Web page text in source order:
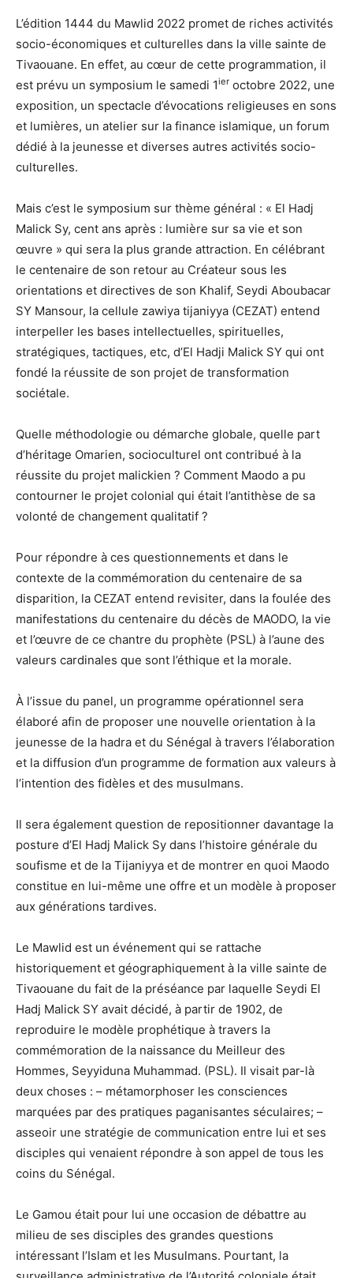
L’édition 1444 du Mawlid 2022 promet de riches activités
socio-économiques et culturelles dans la ville sainte de
Tivaouane. En effet, au cœur de cette programmation, il
est prévu un symposium le samedi 1ier octobre 2022, une
exposition, un spectacle d’évocations religieuses en sons
et lumières, un atelier sur la finance islamique, un forum
dédié à la jeunesse et diverses autres activités socio-
culturelles.
Mais c’est le symposium sur thème général : « El Hadj
Malick Sy, cent ans après : lumière sur sa vie et son
œuvre » qui sera la plus grande attraction. En célébrant
le centenaire de son retour au Créateur sous les
orientations et directives de son Khalif, Seydi Aboubacar
SY Mansour, la cellule zawiya tijaniyya (CEZAT) entend
interpeller les bases intellectuelles, spirituelles,
stratégiques, tactiques, etc, d’El Hadji Malick SY qui ont
fondé la réussite de son projet de transformation
sociétale.
Quelle méthodologie ou démarche globale, quelle part
d’héritage Omarien, socioculturel ont contribué à la
réussite du projet malickien ? Comment Maodo a pu
contourner le projet colonial qui était l’antithèse de sa
volonté de changement qualitatif ?
Pour répondre à ces questionnements et dans le
contexte de la commémoration du centenaire de sa
disparition, la CEZAT entend revisiter, dans la foulée des
manifestations du centenaire du décès de MAODO, la vie
et l’œuvre de ce chantre du prophète (PSL) à l’aune des
valeurs cardinales que sont l’éthique et la morale.
À l’issue du panel, un programme opérationnel sera
élaboré afin de proposer une nouvelle orientation à la
jeunesse de la hadra et du Sénégal à travers l’élaboration
et la diffusion d’un programme de formation aux valeurs à
l’intention des fidèles et des musulmans.
Il sera également question de repositionner davantage la
posture d’El Hadj Malick Sy dans l’histoire générale du
soufisme et de la Tijaniyya et de montrer en quoi Maodo
constitue en lui-même une offre et un modèle à proposer
aux générations tardives.
Le Mawlid est un événement qui se rattache
historiquement et géographiquement à la ville sainte de
Tivaouane du fait de la préséance par laquelle Seydi El
Hadj Malick SY avait décidé, à partir de 1902, de
reproduire le modèle prophétique à travers la
commémoration de la naissance du Meilleur des
Hommes, Seyyiduna Muhammad. (PSL). Il visait par-là
deux choses : – métamorphoser les consciences
marquées par des pratiques paganisantes séculaires; –
asseoir une stratégie de communication entre lui et ses
disciples qui venaient répondre à son appel de tous les
coins du Sénégal.
Le Gamou était pour lui une occasion de débattre au
milieu de ses disciples des grandes questions
intéressant l’Islam et les Musulmans. Pourtant, la